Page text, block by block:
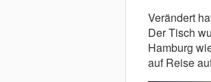
Verändert
Der Tisch
Hamburg
auf Reise